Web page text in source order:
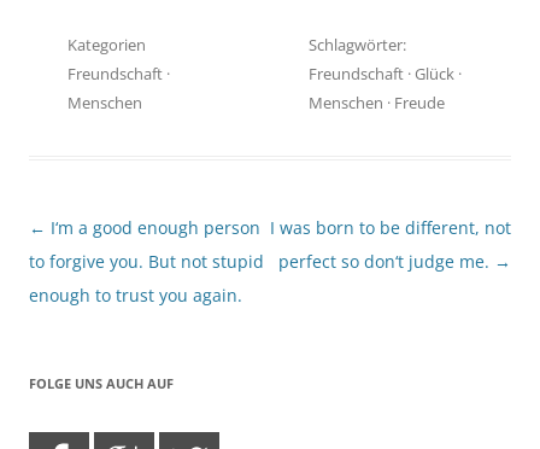
Kategorien
Freundschaft ·
Menschen
Schlagwörter:
Freundschaft ·Glück ·
Menschen · Freude
Beitragsnavigation
← I‘m a good enough person
to forgive you. But not stupid
enough to trust you again.
I was born to be different, not
perfect so don‘t judge me. →
FOLGE UNS AUCH AUF